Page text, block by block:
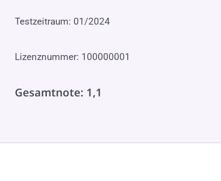
Testzeitraum: 01/2024
Lizenznummer: 100000001
Gesamtnote: 1,1